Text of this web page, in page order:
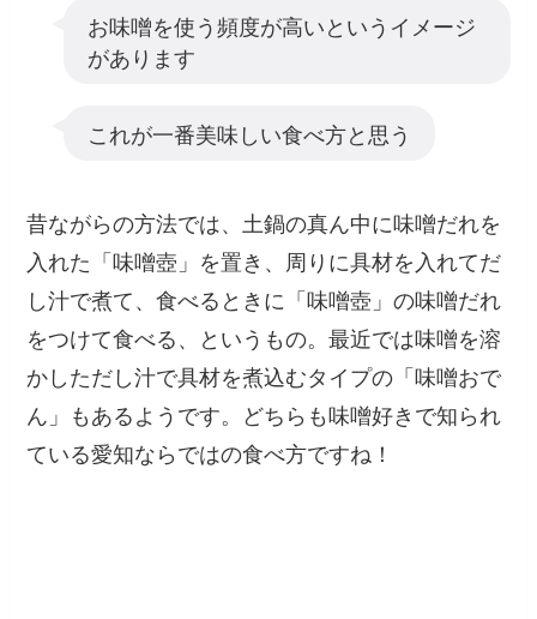
お味噌を使う頻度が高いというイメージ
があります
これが一番美味しい食べ方と思う
昔ながらの方法では、土鍋の真ん中に味噌だれを
入れた「味噌壺」を置き、周りに具材を入れてだ
し汁で煮て、食べるときに「味噌壺」の味噌だれ
をつけて食べる、というもの。最近では味噌を溶
かしただし汁で具材を煮込むタイプの「味噌おで
ん」もあるようです。どちらも味噌好きで知られ
ている愛知ならではの食べ方ですね！